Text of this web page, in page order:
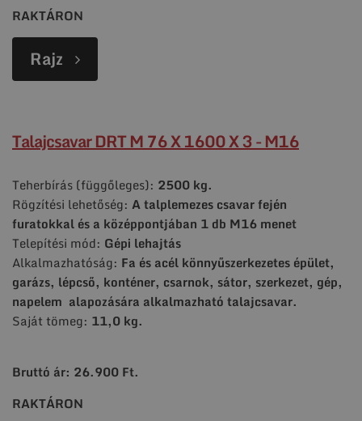
RAKTÁRON
Rajz
Talajcsavar DRT M 76 X 1600 X 3 - M16
Teherbírás (függőleges): 2500 kg.
Rögzítési lehetőség: A talplemezes csavar fején
furatokkal és a középpontjában 1 db M16 menet
Telepítési mód: Gépi lehajtás
Alkalmazhatóság: Fa és acél könnyűszerkezetes épület,
garázs, lépcső, konténer, csarnok, sátor, szerkezet, gép,
napelem alapozására alkalmazható talajcsavar.
Saját tömeg: 11,0 kg.
Bruttó ár: 26.900 Ft.
RAKTÁRON